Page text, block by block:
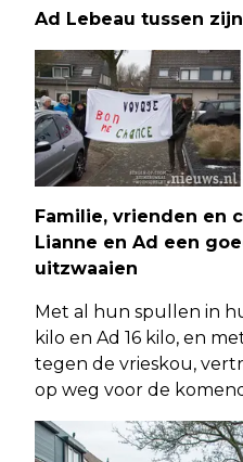
Ad Lebeau tussen
Familie, vrienden en
Lianne en Ad een
uitzwaaien
Met al hun spullen in
kilo en Ad 16 kilo, en
tegen de vrieskou,
op weg voor de